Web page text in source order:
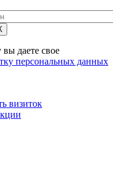
даете свое
персональных данных
визиток